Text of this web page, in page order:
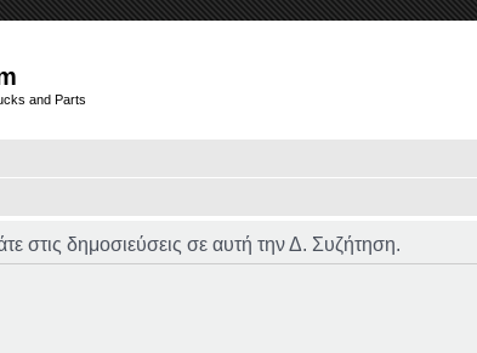
and Parts
στις δημοσιεύσεις σε αυτή την Δ. Συζήτηση.